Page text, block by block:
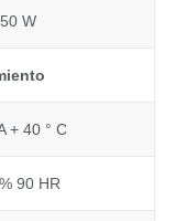
50 W
+ 40 ° C
90 HR